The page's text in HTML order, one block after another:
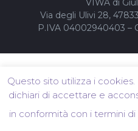
VIWA di
Via degli Ulivi 28,
P.IVA 04002940403 –
Questo sito utilizza i
dichiari di accettare e
in conformità con i termini di